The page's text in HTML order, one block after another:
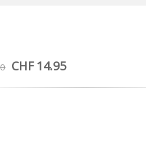
CHF 14.95